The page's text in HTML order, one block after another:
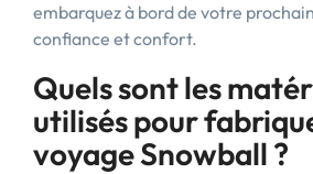
embarquez à bord de votre
confiance et confort.
Quels sont les
utilisés pour
voyage Snowball ?